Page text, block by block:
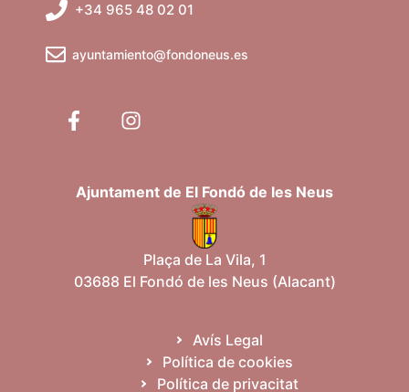
+34 965 48 02 01
ayuntamiento@fondoneus.es
Ajuntament de El Fondó de les Neus
Plaça de La Vila, 1
03688 El Fondó de les Neus (Alacant)
Avís Legal
Política de cookies
Política de privacitat